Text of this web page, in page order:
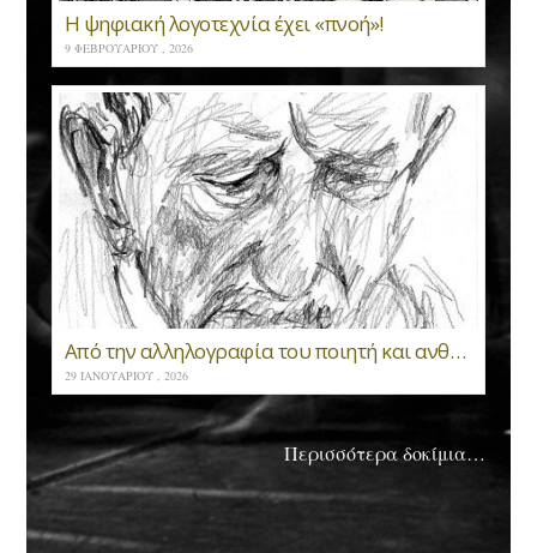
Η ψηφιακή λογοτεχνία έχει «πνοή»!
9 ΦΕΒΡΟΥΑΡΊΟΥ , 2026
Από την αλληλογραφία του ποιητή και ανθρωπιστή Ιάσονα Δεπούντη με τον Αντώνη Μυστακίδη, τον Νικόλαο Βεντούρα, τον Δημήτρη Σουρβίνο και την Εύα Πάλμερ-Σικελιανού
29 ΙΑΝΟΥΑΡΊΟΥ , 2026
Περισσότερα δοκίμια…